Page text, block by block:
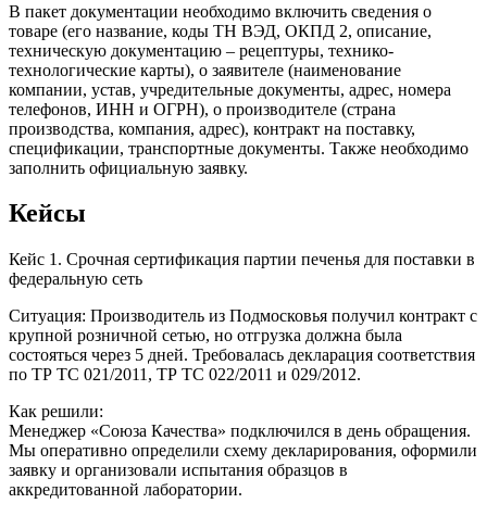
В пакет документации необходимо включить сведения о
товаре (его название, коды ТН ВЭД, ОКПД 2, описание,
техническую документацию – рецептуры, технико-
технологические карты), о заявителе (наименование
компании, устав, учредительные документы, адрес, номера
телефонов, ИНН и ОГРН), о производителе (страна
производства, компания, адрес), контракт на поставку,
спецификации, транспортные документы. Также необходимо
заполнить официальную заявку.
Кейсы
Кейс 1. Срочная сертификация партии печенья для поставки в
федеральную сеть
Ситуация: Производитель из Подмосковья получил контракт с
крупной розничной сетью, но отгрузка должна была
состояться через 5 дней. Требовалась декларация соответствия
по ТР ТС 021/2011, ТР ТС 022/2011 и 029/2012.
Как решили:
Менеджер «Союза Качества» подключился в день обращения.
Мы оперативно определили схему декларирования, оформили
заявку и организовали испытания образцов в
аккредитованной лаборатории.